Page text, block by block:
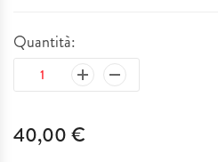
Quantità:
40,00 €